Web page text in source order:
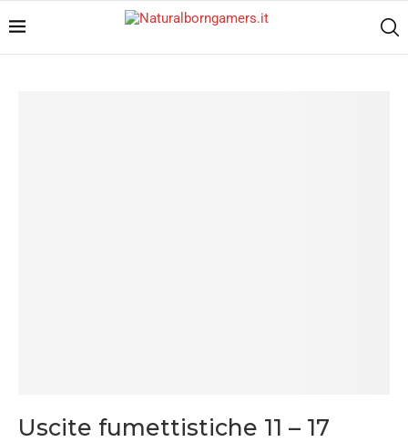
Uscite fumettistiche 11 – 17